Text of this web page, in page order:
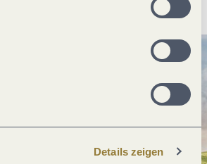
Details zeigen